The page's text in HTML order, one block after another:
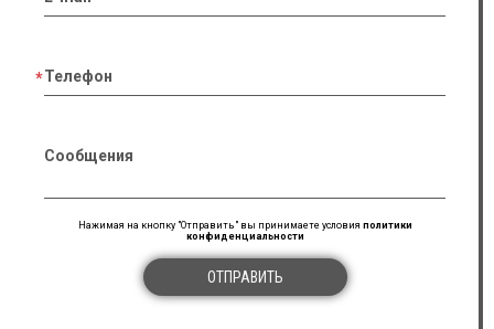
GE Vivid S60
★ ★ ★ ★ ★
візуалізувати діяльність передсердь та шлуночків.
Також технологія AI Auto Measure 2D сильно
Надія Литвинчук
Телефон
Сообщения
Нажимая на кнопку "Отправить" вы принимаете условия политики
конфиденциальности
ОТПРАВИТЬ